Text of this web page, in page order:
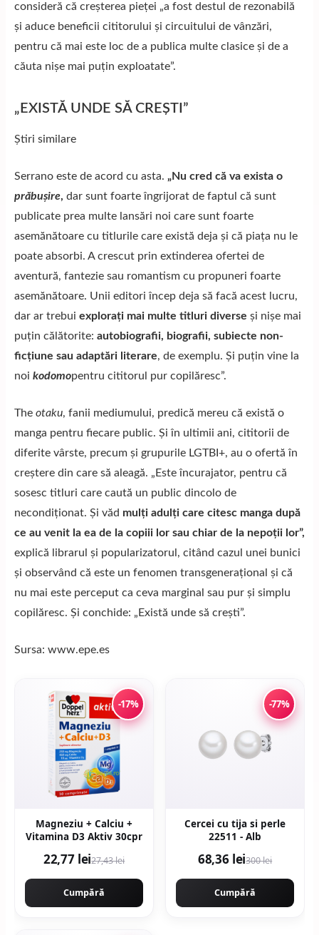
consideră că creșterea pieței „a fost destul de rezonabilă
și aduce beneficii cititorului și circuitului de vânzări,
pentru că mai este loc de a publica multe clasice și de a
căuta nișe mai puțin exploatate”.
„EXISTĂ UNDE SĂ CREȘTI”
Știri similare
Serrano este de acord cu asta. „Nu cred că va exista o
prăbușire, dar sunt foarte îngrijorat de faptul că sunt
publicate prea multe lansări noi care sunt foarte
asemănătoare cu titlurile care există deja și că piața nu le
poate absorbi. A crescut prin extinderea ofertei de
aventură, fantezie sau romantism cu propuneri foarte
asemănătoare. Unii editori încep deja să facă acest lucru,
dar ar trebui explorați mai multe titluri diverse și nișe mai
puțin călătorite: autobiografii, biografii, subiecte non-
ficțiune sau adaptări literare, de exemplu. Și puțin vine la
noi kodomopentru cititorul pur copilăresc”.
The otaku, fanii mediumului, predică mereu că există o
manga pentru fiecare public. Și în ultimii ani, cititorii de
diferite vârste, precum și grupurile LGTBI+, au o ofertă în
creștere din care să aleagă. „Este încurajator, pentru că
sosesc titluri care caută un public dincolo de
necondiționat. Și văd mulți adulți care citesc manga după
ce au venit la ea de la copiii lor sau chiar de la nepoții lor”,
explică librarul și popularizatorul, citând cazul unei bunici
și observând că este un fenomen transgenerațional și că
nu mai este perceput ca ceva marginal sau pur și simplu
copilăresc. Și conchide: „Există unde să crești”.
Sursa: www.epe.es
-17%
Magneziu + Calciu +
Vitamina D3 Aktiv 30cpr
22,77 lei27,43 lei
Cumpără
-77%
Cercei cu tija si perle
22511 - Alb
68,36 lei300 lei
Cumpără